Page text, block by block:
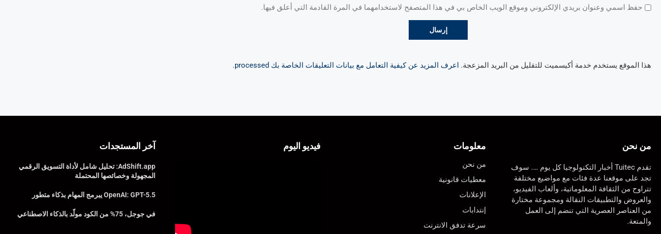
حفظ اسمي وعنوان بريدي الإلكتروني وموقع الويب الخاص بي في هذا المتصفح لاستخدامهما في المرة القادمة التي أعلق فيها.
هذا الموقع يستخدم خدمة أكيسميت للتقليل من البريد المزعجة. اعرف المزيد عن كيفية التعامل مع بيانات التعليقات الخاصة بك processed .
من نحن
تقدم Tuitec أخبار التكنولوجيا كل يوم …. سوف
تجد على موقعنا عدة فئات مع مواضيع مختلفة
تتراوح من الثقافة المعلوماتية، وألعاب الفيديو،
والعروض والتطبيقات النقالة ومجموعة مختارة
من العناصر العصرية التي تنضم إلى العمل
والمتعة.
معلومات
من نحن
معطيات قانونية
الإعلانات
إنتدابات
سرعة تدفق الانترنت
فيديو اليوم آخر المستجدات
AdShift.app: تحليل شامل لأداة التسويق الرقمي
المجهولة وخصائصها المحتملة
OpenAI: GPT-5.5 يبرمج المهام بذكاء متطور
في جوجل، 75% من الكود مولّد بالذكاء الاصطناعي